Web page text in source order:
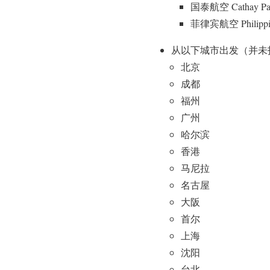
国泰航空 Cathay
菲律宾航空
从以下城市出发（并未
北京
成都
福州
广州
哈尔滨
香港
马尼拉
名古屋
大阪
首尔
上海
沈阳